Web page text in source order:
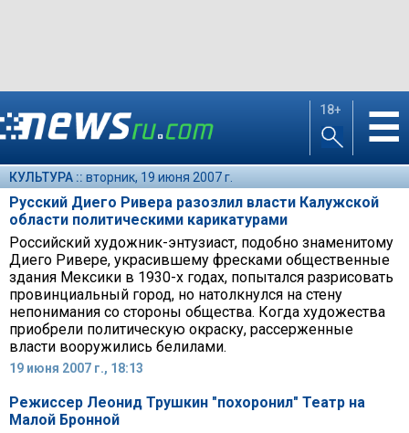
18+ ☰
КУЛЬТУРА :: вторник, 19 июня 2007 г.
Русский Диего Ривера разозлил власти Калужской
области политическими карикатурами
Российский художник-энтузиаст, подобно знаменитому
Диего Ривере, украсившему фресками общественные
здания Мексики в 1930-х годах, попытался разрисовать
провинциальный город, но натолкнулся на стену
непонимания со стороны общества. Когда художества
приобрели политическую окраску, рассерженные
власти вооружились белилами.
19 июня 2007 г., 18:13
Режиссер Леонид Трушкин "похоронил" Театр на
Малой Бронной